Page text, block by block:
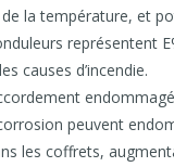
la température, et
représentent
causes d’incendie.
peuvent
les coffrets,